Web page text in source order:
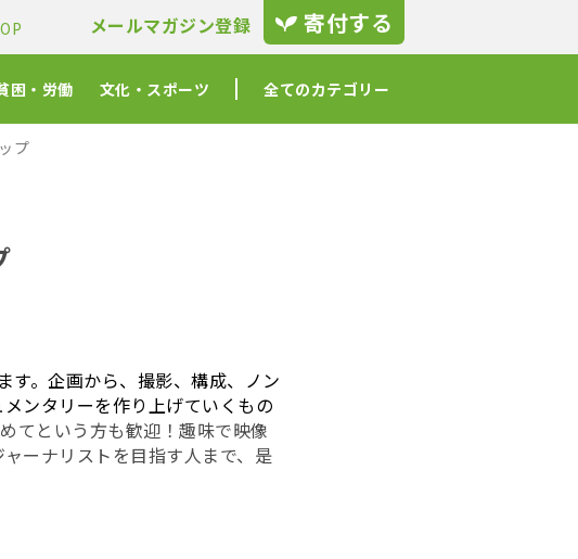
メールマガジン登録 寄付する
困・労働 文化・スポーツ 全てのカテゴリー
プ
。企画から、撮影、構成、ノン
ンタリーを作り上げていくもの
てという方も歓迎！趣味で映像
ーナリストを目指す人まで、是